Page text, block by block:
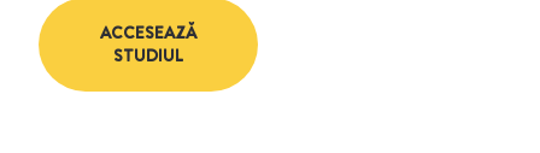
ACCESEAZĂ
STUDIUL